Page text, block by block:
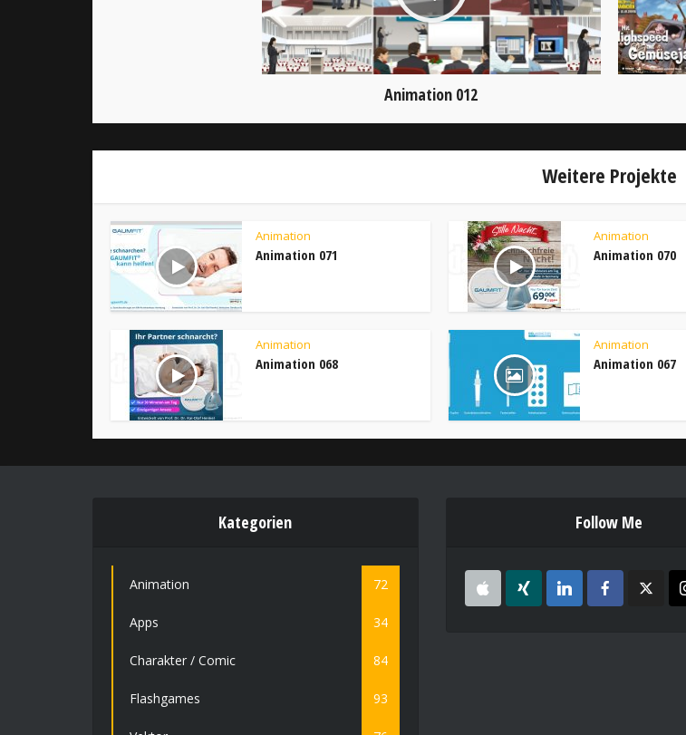
Animation 012
Weitere Projekte
Animation
Animation 071
Animation
Animation 070
Animation
Animation 068
Animation
Animation 067
Kategorien
Animation 72
Apps 34
Charakter / Comic 84
Flashgames 93
Follow Me